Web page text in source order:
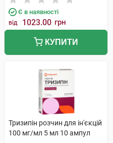
Є в наявності
від 1023.00 грн
КУПИТИ
Тризипін розчин для ін'єкцій
100 мг/мл 5 мл 10 ампул